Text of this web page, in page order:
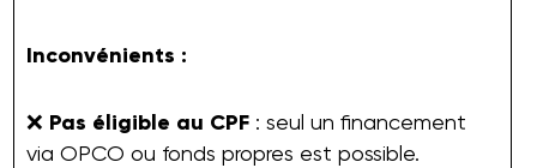
Inconvénients :
❌ Pas éligible au CPF : seul un financement
via OPCO ou fonds propres est possible.